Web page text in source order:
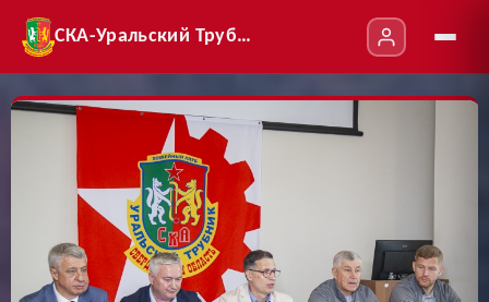
СКА-Уральский Трубник